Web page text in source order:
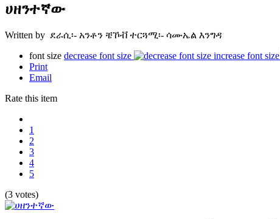
ሀዘንተኛው
Written by ደራሲ፡- አንቶን ቼኾቭ ተርጓሚ፡- ሳሙኤል እንግዳ
font size decrease font size
increase font size
Print
Email
Rate this item
1
2
3
4
5
(3 votes)